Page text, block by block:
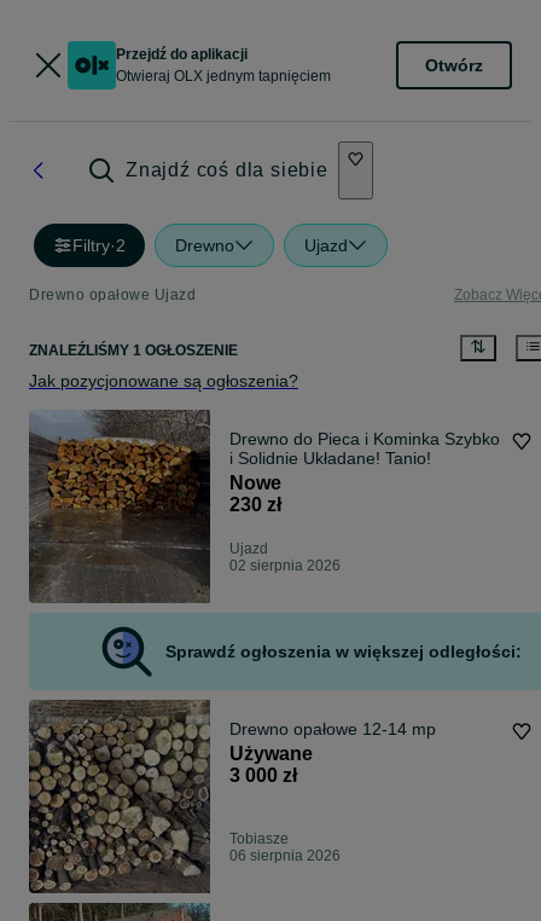
Przejdź do aplikacji
Otwieraj OLX jednym tapnięciem
Otwórz
Znajdź coś dla siebie
Filtry·2 Drewno Ujazd
Drewno opałowe Ujazd Zobacz
ZNALEŹLIŚMY 1 OGŁOSZENIE
Jak pozycjonowane są ogłoszenia?
Drewno do Pieca i Kominka Szybko
i Solidnie Układane! Tanio!
Nowe
230 zł
Ujazd
02 sierpnia 2026
Sprawdź ogłoszenia w większej odległości:
Drewno opałowe 12-14 mp
Używane
3 000 zł
Tobiasze
06 sierpnia 2026